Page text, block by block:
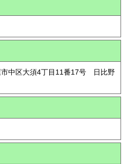
中区大須4丁目11番17号 日比野